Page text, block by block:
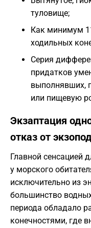
туловище;
Как минимум
ходильных
Серия
придатков
выполнявших,
или пищевую
Экзаптация
отказ от
Главной сенсацией
у морского
исключительно из
большинство
периода обладало
конечностями, где